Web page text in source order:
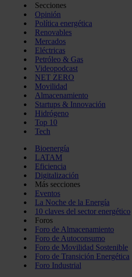
Secciones
Opinión
Política energética
Renovables
Mercados
Eléctricas
Petróleo & Gas
Videopodcast
NET ZERO
Movilidad
Almacenamiento
Startups & Innovación
Hidrógeno
Top 10
Tech
Bioenergía
LATAM
Eficiencia
Digitalización
Más secciones
Eventos
La Noche de la Energía
10 claves del sector energético
Foros
Foro de Almacenamiento
Foro de Autoconsumo
Foro de Movilidad Sostenible
Foro de Transición Energética
Foro Industrial